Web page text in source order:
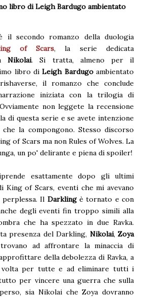
libro di Leigh Bardugo ambientato
il secondo romanzo della duologia
of Scars, la serie dedicata
aNikolai. Si tratta, almeno per il
libro diLeigh Bardugoambientato
il romanzo che conclude
iniziata con la trilogia di
non leggete la recensione
di questa serie e se avete intenzione
la compongono. Stesso discorso
of Scars ma non Rules of Wolves. La
un po' delirante e piena di spoiler!
esattamente dopo gli ultimi
King of Scars, eventi che mi avevano
Il Darkling è tornato e con
degli eventi fin troppo simili alla
che ha spezzato in due Ravka.
presenza del Darkling, Nikolai,Zoya
ad affrontare la minaccia di
della debolezza di Ravka, a
volta per tutte e ad eliminare tutti i
per vincere una guerra che sulla
sia Nikolai che Zoya dovranno